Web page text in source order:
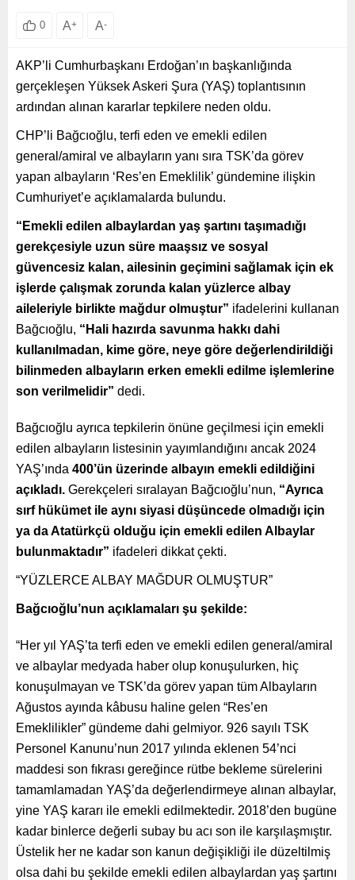
0 A+ A-
AKP’li Cumhurbaşkanı Erdoğan’ın başkanlığında
gerçekleşen Yüksek Askeri Şura (YAŞ) toplantısının
ardından alınan kararlar tepkilere neden oldu.
CHP’li Bağcıoğlu, terfi eden ve emekli edilen
general/amiral ve albayların yanı sıra TSK’da görev
yapan albayların ‘Res’en Emeklilik’ gündemine ilişkin
Cumhuriyet’e açıklamalarda bulundu.
“Emekli edilen albaylardan yaş şartını taşımadığı
gerekçesiyle uzun süre maaşsız ve sosyal
güvencesiz kalan, ailesinin geçimini sağlamak için ek
işlerde çalışmak zorunda kalan yüzlerce albay
aileleriyle birlikte mağdur olmuştur” ifadelerini kullanan
Bağcıoğlu, “Hali hazırda savunma hakkı dahi
kullanılmadan, kime göre, neye göre değerlendirildiği
bilinmeden albayların erken emekli edilme işlemlerine
son verilmelidir” dedi.
Bağcıoğlu ayrıca tepkilerin önüne geçilmesi için emekli
edilen albayların listesinin yayımlandığını ancak 2024
YAŞ’ında 400’ün üzerinde albayın emekli edildiğini
açıkladı. Gerekçeleri sıralayan Bağcıoğlu’nun, “Ayrıca
sırf hükümet ile aynı siyasi düşüncede olmadığı için
ya da Atatürkçü olduğu için emekli edilen Albaylar
bulunmaktadır” ifadeleri dikkat çekti.
“YÜZLERCE ALBAY MAĞDUR OLMUŞTUR”
Bağcıoğlu’nun açıklamaları şu şekilde:
“Her yıl YAŞ’ta terfi eden ve emekli edilen general/amiral
ve albaylar medyada haber olup konuşulurken, hiç
konuşulmayan ve TSK’da görev yapan tüm Albayların
Ağustos ayında kâbusu haline gelen “Res’en
Emeklilikler” gündeme dahi gelmiyor. 926 sayılı TSK
Personel Kanunu’nun 2017 yılında eklenen 54’nci
maddesi son fıkrası gereğince rütbe bekleme sürelerini
tamamlamadan YAŞ’da değerlendirmeye alınan albaylar,
yine YAŞ kararı ile emekli edilmektedir. 2018’den bugüne
kadar binlerce değerli subay bu acı son ile karşılaşmıştır.
Üstelik her ne kadar son kanun değişikliği ile düzeltilmiş
olsa dahi bu şekilde emekli edilen albaylardan yaş şartını